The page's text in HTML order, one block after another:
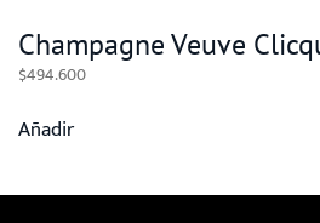
Champagne Veuve
$494.600
Añadir